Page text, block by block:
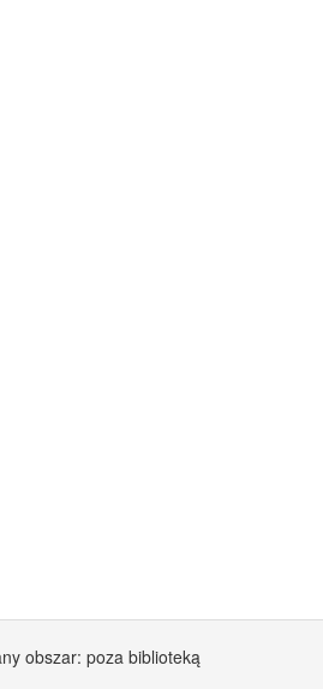
obszar: poza biblioteką